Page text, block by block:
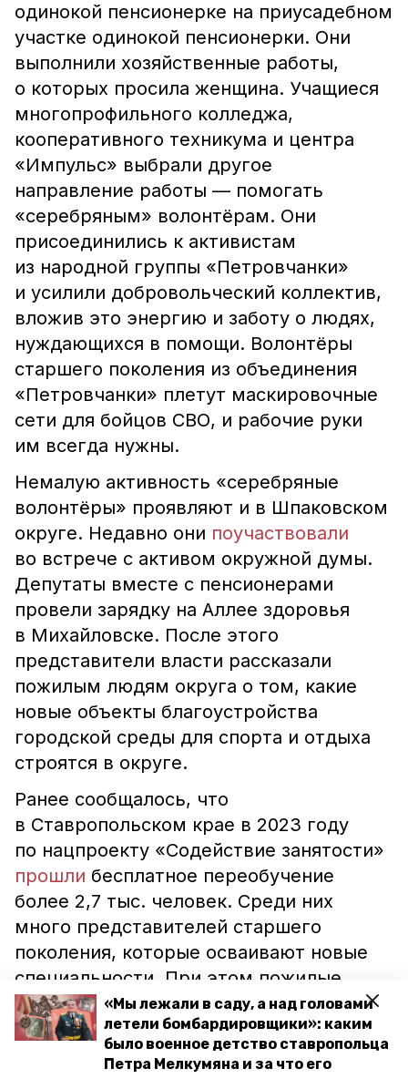
«Мы лежали в саду, а над головами
летели бомбардировщики»: каким
было военное детство ставропольца
Петра Мелкумяна и за что его
одинокой пенсионерке на приусадебном
участке одинокой пенсионерки. Они
выполнили хозяйственные работы,
о которых просила женщина. Учащиеся
многопрофильного колледжа,
кооперативного техникума и центра
«Импульс» выбрали другое
направление работы — помогать
«серебряным» волонтёрам. Они
присоединились к активистам
из народной группы «Петровчанки»
и усилили добровольческий коллектив,
вложив это энергию и заботу о людях,
нуждающихся в помощи. Волонтёры
старшего поколения из объединения
«Петровчанки» плетут маскировочные
сети для бойцов СВО, и рабочие руки
им всегда нужны.
Немалую активность «серебряные
волонтёры» проявляют и в Шпаковском
округе. Недавно они поучаствовали
во встрече с активом окружной думы.
Депутаты вместе с пенсионерами
провели зарядку на Аллее здоровья
в Михайловске. После этого
представители власти рассказали
пожилым людям округа о том, какие
новые объекты благоустройства
городской среды для спорта и отдыха
строятся в округе.
Ранее сообщалось, что
в Ставропольском крае в 2023 году
по нацпроекту «Содействие занятости»
прошли бесплатное переобучение
более 2,7 тыс. человек. Среди них
много представителей старшего
поколения, которые осваивают новые
специальности. При этом пожилые
люди стали самыми активными
участниками программ переобучения.
Они получали профессию бухгалтеров